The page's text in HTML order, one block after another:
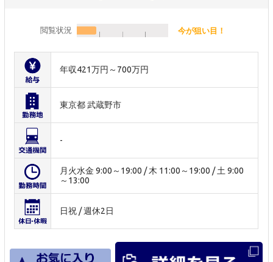
閲覧状況 今が狙い目！
年収421万円～700万円
東京都 武蔵野市
-
月火水金 9:00～19:00 / 木 11:00～19:00 / 土 9:00
～13:00
日祝 / 週休2日